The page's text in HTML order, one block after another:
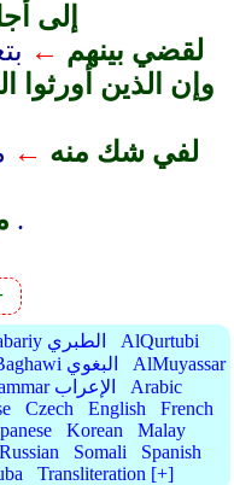
إلى
لقضي بينهم ←
وإن الذين أورثوا
لفي شك منه ←
موقع في الريبة .
AtTabariy الطبري
AlQurtubi
AlBaghawi البغوي
AlMuyassar
Grammar الإعراب
Arabic
Czech English
French
Korean
Malay
Russian Somali
Spanish
Transliteration [+]